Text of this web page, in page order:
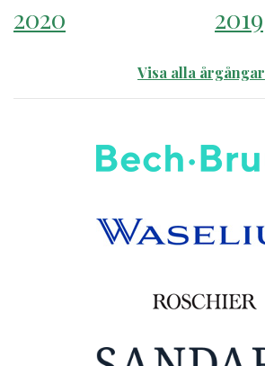
2020
2019
Visa alla årgångar